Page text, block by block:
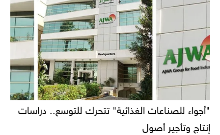
"أجواء للصناعات الغذائية" تتحرك للتوسع.. دراسات
إنتاج وتأجير أصول